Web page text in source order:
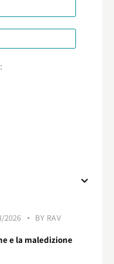
2026 BY RAV
e la maledizione